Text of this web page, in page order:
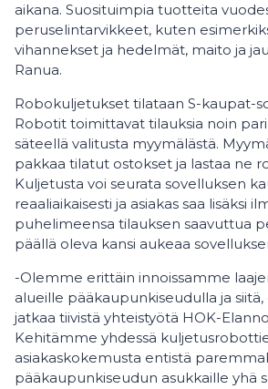
aikana. Suosituimpia tuotteita
peruselintarvikkeet, kuten
vihannekset ja hedelmät, maito ja
Ranua.
Robokuljetukset tilataan S-kaupat-
Robotit toimittavat tilauksia noin
säteellä valitusta myymälästä.
pakkaa tilatut ostokset ja lastaa ne
Kuljetusta voi seurata sovelluksen
reaaliaikaisesti ja asiakas saa lisäksi
puhelimeensa tilauksen saavuttua
päällä oleva kansi aukeaa
-Olemme erittäin innoissamme
alueille pääkaupunkiseudulla ja
jatkaa tiivistä yhteistyötä HOK-
Kehitämme yhdessä
asiakaskokemusta entistä
pääkaupunkiseudun asukkaille yhä